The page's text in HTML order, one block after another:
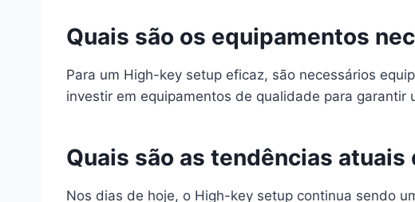
Quais são os equipamentos
Para um High-key setup eficaz, são necessários
investir em equipamentos de qualidade para garantir
Quais são as tendências
Nos dias de hoje, o High-key setup continua sendo